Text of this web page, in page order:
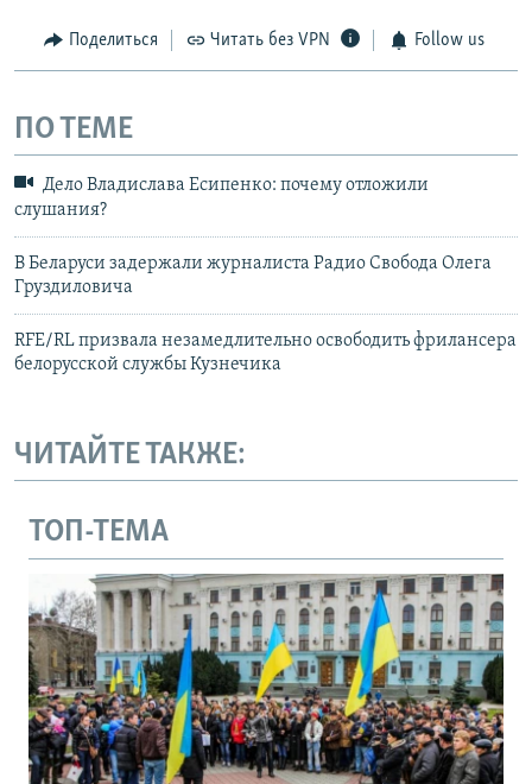
Поделиться Читать без VPN Follow us
ПО ТЕМЕ
Дело Владислава Есипенко: почему отложили
слушания?
В Беларуси задержали журналиста Радио Свобода Олега
Груздиловича
RFE/RL призвала незамедлительно освободить фрилансера
белорусской службы Кузнечика
ЧИТАЙТЕ ТАКЖЕ:
ТОП-ТЕМА